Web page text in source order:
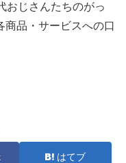
おじさんたちのがっ
商品・サービスへの口
はてブ